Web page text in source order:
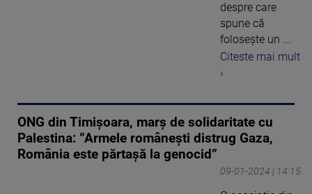
despre care
spune că
folosește un ...
Citeste mai mult
›
ONG din Timișoara, marș de solidaritate cu
Palestina: ”Armele românești distrug Gaza,
România este părtașă la genocid”
09-01-2024 | 14:15